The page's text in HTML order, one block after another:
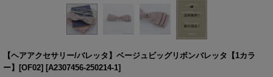
【ヘアアクセサリー/バレッタ】ベージュビッグリボンバレッタ【1カラ
ー】[OF02] [A2307456-250214-1]